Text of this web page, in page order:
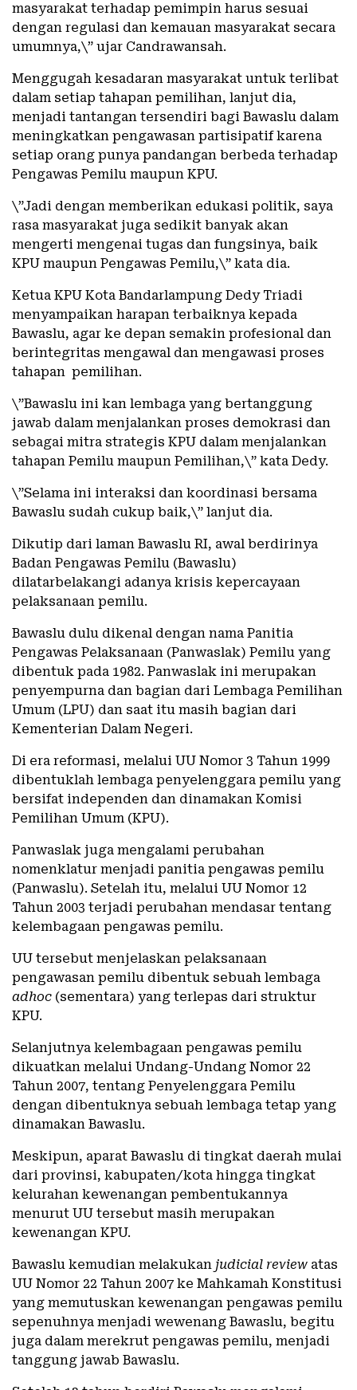
masyarakat terhadap pemimpin harus sesuai
dengan regulasi dan kemauan masyarakat secara
umumnya,\” ujar Candrawansah.
Menggugah kesadaran masyarakat untuk terlibat
dalam setiap tahapan pemilihan, lanjut dia,
menjadi tantangan tersendiri bagi Bawaslu dalam
meningkatkan pengawasan partisipatif karena
setiap orang punya pandangan berbeda terhadap
Pengawas Pemilu maupun KPU.
\”Jadi dengan memberikan edukasi politik, saya
rasa masyarakat juga sedikit banyak akan
mengerti mengenai tugas dan fungsinya, baik
KPU maupun Pengawas Pemilu,\” kata dia.
Ketua KPU Kota Bandarlampung Dedy Triadi
menyampaikan harapan terbaiknya kepada
Bawaslu, agar ke depan semakin profesional dan
berintegritas mengawal dan mengawasi proses
tahapan pemilihan.
\”Bawaslu ini kan lembaga yang bertanggung
jawab dalam menjalankan proses demokrasi dan
sebagai mitra strategis KPU dalam menjalankan
tahapan Pemilu maupun Pemilihan,\” kata Dedy.
\”Selama ini interaksi dan koordinasi bersama
Bawaslu sudah cukup baik,\” lanjut dia.
Dikutip dari laman Bawaslu RI, awal berdirinya
Badan Pengawas Pemilu (Bawaslu)
dilatarbelakangi adanya krisis kepercayaan
pelaksanaan pemilu.
Bawaslu dulu dikenal dengan nama Panitia
Pengawas Pelaksanaan (Panwaslak) Pemilu yang
dibentuk pada 1982. Panwaslak ini merupakan
penyempurna dan bagian dari Lembaga Pemilihan
Umum (LPU) dan saat itu masih bagian dari
Kementerian Dalam Negeri.
Di era reformasi, melalui UU Nomor 3 Tahun 1999
dibentuklah lembaga penyelenggara pemilu yang
bersifat independen dan dinamakan Komisi
Pemilihan Umum (KPU).
Panwaslak juga mengalami perubahan
nomenklatur menjadi panitia pengawas pemilu
(Panwaslu). Setelah itu, melalui UU Nomor 12
Tahun 2003 terjadi perubahan mendasar tentang
kelembagaan pengawas pemilu.
UU tersebut menjelaskan pelaksanaan
pengawasan pemilu dibentuk sebuah lembaga
adhoc (sementara) yang terlepas dari struktur
KPU.
Selanjutnya kelembagaan pengawas pemilu
dikuatkan melalui Undang-Undang Nomor 22
Tahun 2007, tentang Penyelenggara Pemilu
dengan dibentuknya sebuah lembaga tetap yang
dinamakan Bawaslu.
Meskipun, aparat Bawaslu di tingkat daerah mulai
dari provinsi, kabupaten/kota hingga tingkat
kelurahan kewenangan pembentukannya
menurut UU tersebut masih merupakan
kewenangan KPU.
Bawaslu kemudian melakukan judicial review atas
UU Nomor 22 Tahun 2007 ke Mahkamah Konstitusi
yang memutuskan kewenangan pengawas pemilu
sepenuhnya menjadi wewenang Bawaslu, begitu
juga dalam merekrut pengawas pemilu, menjadi
tanggung jawab Bawaslu.